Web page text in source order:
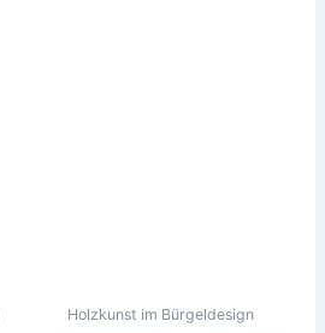
Holzkunst im Bürgeldesign